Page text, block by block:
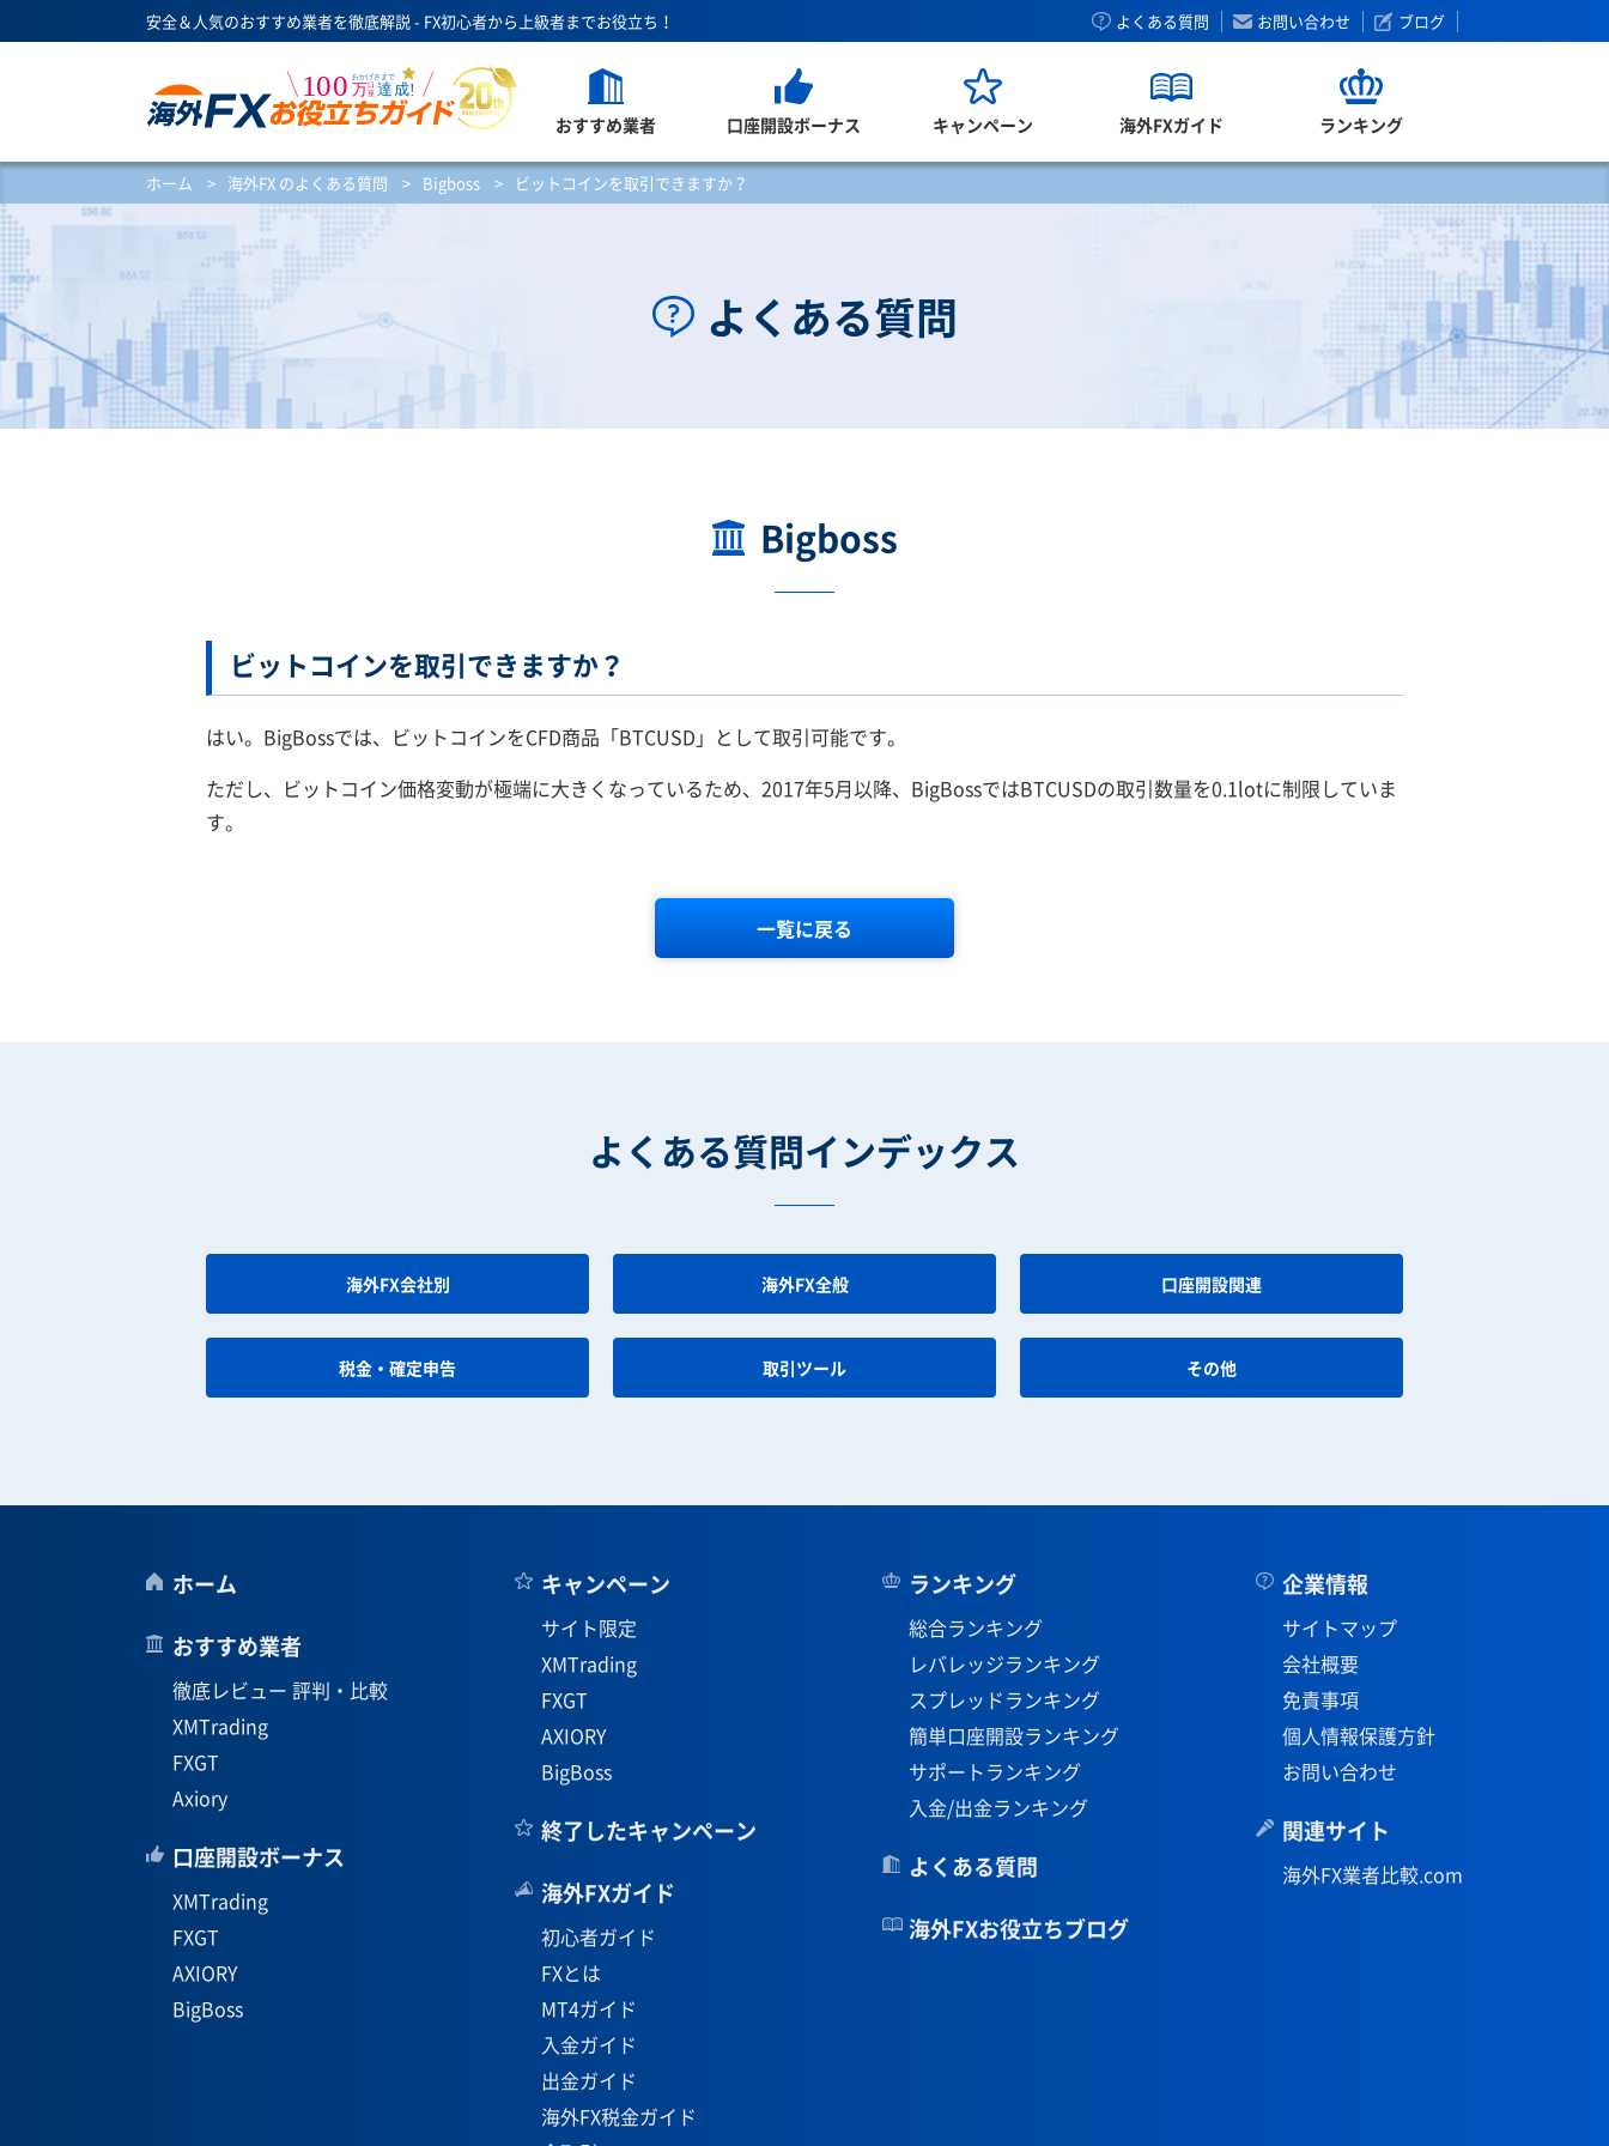
安全＆人気のおすすめ業者を徹底解説 - FX初心者から上級者までお役立ち！ よくある質問 お問い合わせ ブログ
おすすめ業者 口座開設ボーナス キャンペーン 海外FXガイド ランキング
ホーム > 海外FX のよくある質問 > Bigboss > ビットコインを取引できますか？
よくある質問
Bigboss
ビットコインを取引できますか？
はい。BigBossでは、ビットコインをCFD商品「BTCUSD」として取引可能です。
ただし、ビットコイン価格変動が極端に大きくなっているため、2017年5月以降、BigBossではBTCUSDの取引数量を0.1lotに制限していま
す。
一覧に戻る
よくある質問インデックス
海外FX会社別 海外FX全般 口座開設関連
税金・確定申告 取引ツール その他
ホーム
おすすめ業者
徹底レビュー 評判・比較
XMTrading
FXGT
Axiory
口座開設ボーナス
XMTrading
FXGT
AXIORY
BigBoss
キャンペーン
サイト限定
XMTrading
FXGT
AXIORY
BigBoss
終了したキャンペーン
海外FXガイド
初心者ガイド
FXとは
MT4ガイド
入金ガイド
出金ガイド
海外FX税金ガイド
ランキング
総合ランキング
レバレッジランキング
スプレッドランキング
簡単口座開設ランキング
サポートランキング
入金/出金ランキング
よくある質問
海外FXお役立ちブログ
企業情報
サイトマップ
会社概要
免責事項
個人情報保護方針
お問い合わせ
関連サイト
海外FX業者比較.com